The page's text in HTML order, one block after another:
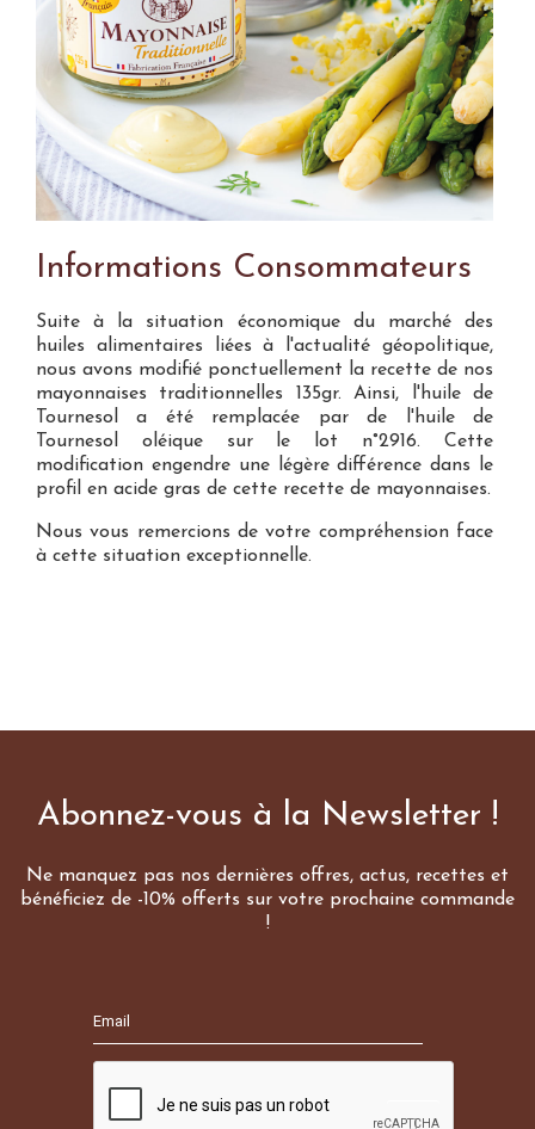
Informations Consommateurs
Suite à la situation économique du marché des
huiles alimentaires liées à l'actualité géopolitique,
nous avons modifié ponctuellement la recette de nos
mayonnaises traditionnelles 135gr. Ainsi, l'huile de
Tournesol a été remplacée par de l'huile de
Tournesol oléique sur le lot n°2916. Cette
modification engendre une légère différence dans le
profil en acide gras de cette recette de mayonnaises.
Nous vous remercions de votre compréhension face
à cette situation exceptionnelle.
Abonnez-vous à la Newsletter !
Ne manquez pas nos dernières offres, actus, recettes et
bénéficiez de -10% offerts sur votre prochaine commande
!